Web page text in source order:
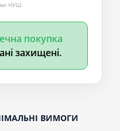
НУШ
покупка
захищені.
ВИМОГИ